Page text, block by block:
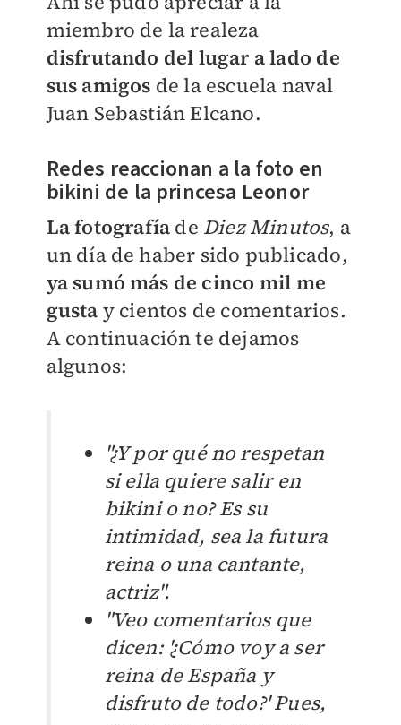
miembro de la realeza
disfrutando del lugar a lado de
sus amigos de la escuela naval
Juan Sebastián Elcano.
Redes reaccionan a la foto en
bikini de la princesa Leonor
La fotografía de Diez Minutos, a
un día de haber sido publicado,
ya sumó más de cinco mil me
gusta y cientos de comentarios.
A continuación te dejamos
algunos:
"¿Y por qué no respetan
si ella quiere salir en
bikini o no? Es su
intimidad, sea la futura
reina o una cantante,
actriz".
"Veo comentarios que
dicen: '¿Cómo voy a ser
reina de España y
disfruto de todo?' Pues,